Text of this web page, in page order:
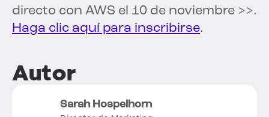
directo con AWS el 10 de noviembre >>.
Haga clic aquí para inscribirse.
Autor
Sarah Hospelhorn